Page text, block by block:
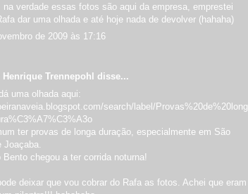
na verdade essas fotos são aqui da empresa, emprestei
dar uma olhada e até hoje nada de devolver (hahaha)
de 2009 às 17:16
Henrique Trennepohl
disse...
uma olhada aqui:
search/label/Provas%20de%20long
ter provas de longa duração, especialmente em São
Joaçaba.
Bento chegou a ter corrida noturna!
deixar que vou cobrar do Rafa as fotos. Achei que eram